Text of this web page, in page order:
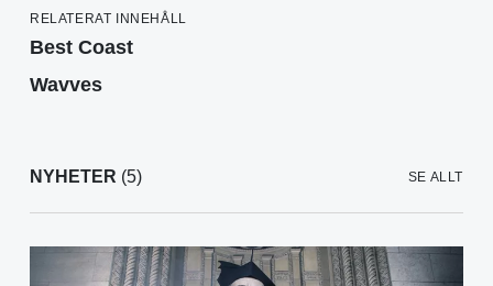
RELATERAT INNEHÅLL
Best Coast
Wavves
NYHETER (5) SE ALLT